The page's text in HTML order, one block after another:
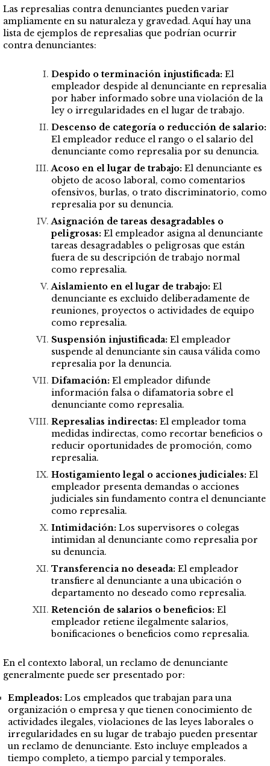
Las represalias contra denunciantes pueden variar
ampliamente en su naturaleza y gravedad. Aquí hay una
lista de ejemplos de represalias que podrían ocurrir
contra denunciantes:
Despido o terminación injustificada: El
empleador despide al denunciante en represalia
por haber informado sobre una violación de la
ley o irregularidades en el lugar de trabajo.
Descenso de categoría o reducción de salario:
El empleador reduce el rango o el salario del
denunciante como represalia por su denuncia.
Acoso en el lugar de trabajo: El denunciante es
objeto de acoso laboral, como comentarios
ofensivos, burlas, o trato discriminatorio, como
represalia por su denuncia.
Asignación de tareas desagradables o
peligrosas: El empleador asigna al denunciante
tareas desagradables o peligrosas que están
fuera de su descripción de trabajo normal
como represalia.
Aislamiento en el lugar de trabajo: El
denunciante es excluido deliberadamente de
reuniones, proyectos o actividades de equipo
como represalia.
Suspensión injustificada: El empleador
suspende al denunciante sin causa válida como
represalia por la denuncia.
Difamación: El empleador difunde
información falsa o difamatoria sobre el
denunciante como represalia.
Represalias indirectas: El empleador toma
medidas indirectas, como recortar beneficios o
reducir oportunidades de promoción, como
represalia.
Hostigamiento legal o acciones judiciales: El
empleador presenta demandas o acciones
judiciales sin fundamento contra el denunciante
como represalia.
Intimidación: Los supervisores o colegas
intimidan al denunciante como represalia por
su denuncia.
Transferencia no deseada: El empleador
transfiere al denunciante a una ubicación o
departamento no deseado como represalia.
Retención de salarios o beneficios: El
empleador retiene ilegalmente salarios,
bonificaciones o beneficios como represalia.
En el contexto laboral, un reclamo de denunciante
generalmente puede ser presentado por:
Empleados: Los empleados que trabajan para una
organización o empresa y que tienen conocimiento de
actividades ilegales, violaciones de las leyes laborales o
irregularidades en su lugar de trabajo pueden presentar
un reclamo de denunciante. Esto incluye empleados a
tiempo completo, a tiempo parcial y temporales.